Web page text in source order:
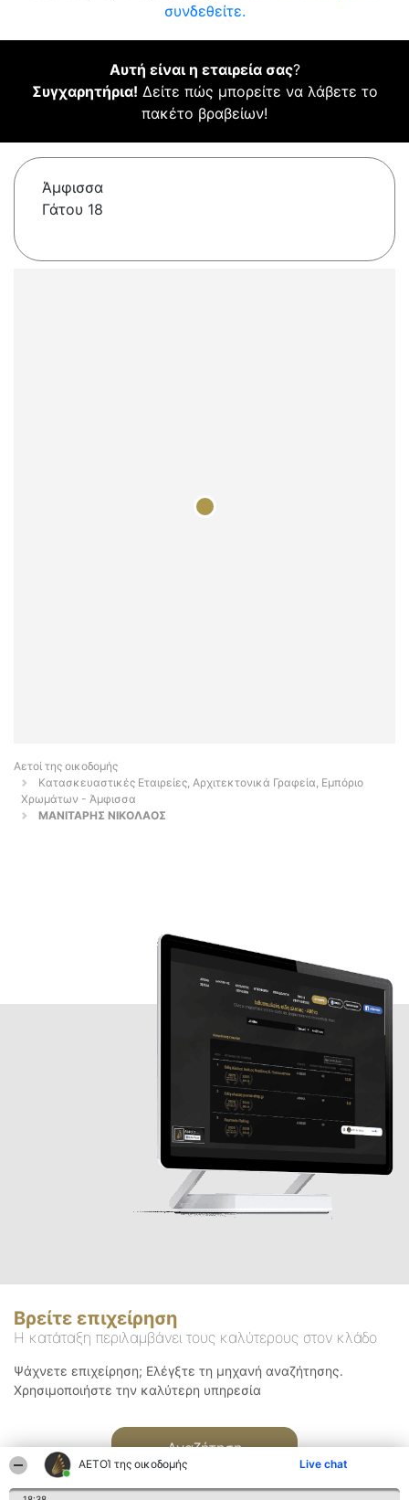
ΑΕΤΟΊ της οικοδομής Live chat
συνδεθείτε.
Αυτή είναι η εταιρεία σας?
Συγχαρητήρια! Δείτε πώς μπορείτε να λάβετε το
πακέτο βραβείων!
Άμφισσα
Γάτου 18
Αετοί της οικοδομής
Κατασκευαστικές Εταιρείες, Αρχιτεκτονικά Γραφεία, Εμπόριο
Χρωμάτων - Άμφισσα
ΜΑΝΙΤΑΡΗΣ ΝΙΚΟΛΑΟΣ
Βρείτε επιχείρηση
Η κατάταξη περιλαμβάνει τους καλύτερους στον κλάδο
Ψάχνετε επιχείρηση; Ελέγξτε τη μηχανή αναζήτησης.
Χρησιμοποιήστε την καλύτερη υπηρεσία
Αναζήτηση